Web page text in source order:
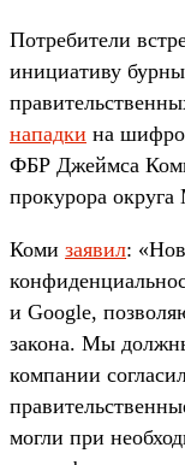
Потребители
инициативу
нападки на
ФБР Джеймса
прокурора
Коми заявил:
и Google,
закона. Мы
компании
могли при